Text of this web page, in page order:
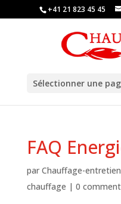
+41 21 823 45 45
Sélectionner une
FAQ
par Chauffage-entretien
chauffage | 0